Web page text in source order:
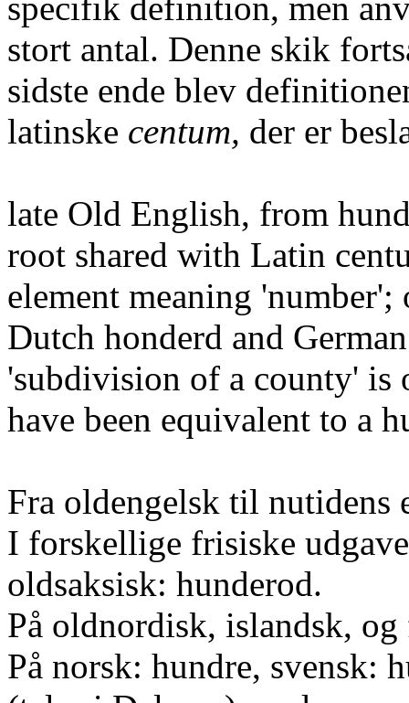
stort antal. Denne skik
sidste ende blev
latinske centum, der er
late Old English, from
root shared with Latin
element meaning
Dutch honderd and
'subdivision of a county'
have been equivalent to a
Fra oldengelsk til nutidens
I forskellige frisiske
oldsaksisk: hunderod.
På oldnordisk, islandsk,
På norsk: hundre, svensk: